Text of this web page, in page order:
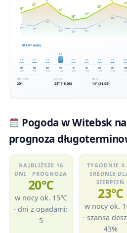
Pogoda w Witebsk
prognoza
NAJBLIŻSZE 16
DNI · PROGNOZA
20℃
w nocy ok. 15℃
· dni z opadami:
5
TYGODNIE 3-
ŚREDNIE
SIERPIEŃ
23℃
w nocy ok.
· szansa
43%